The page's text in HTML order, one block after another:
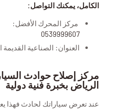
الكامل، يمكنك التواصل:
مركز المحرك الأفضل:
0539999607
العنوان: الصناعية القديمة
مركز إصلاح حوادث
الرياض بخبرة فنية دولية
عند تعرض سياراتك لحادث فهذا